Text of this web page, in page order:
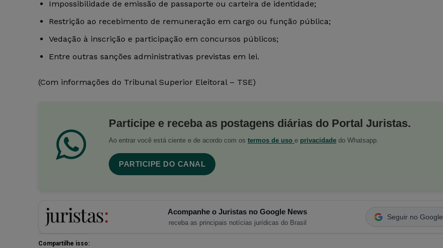
Impossibilidade de emissão de passaporte ou carteira de identidade;
Restrição ao recebimento de remuneração em cargo ou função pública;
Vedação à inscrição e participação em concursos públicos;
Entre outras sanções administrativas previstas em lei.
(Com informações do Tribunal Superior Eleitoral – TSE)
Participe e receba as postagens diárias do Portal Juristas.
Ao entrar você está ciente e de acordo com os termos de uso e privacidade do Whatsapp.
PARTICIPE DO CANAL
Acompanhe o Juristas no Google News
receba as principais notícias jurídicas do Brasil
Seguir no Google
Compartilhe isso: